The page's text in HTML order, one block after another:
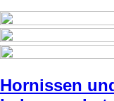
Hornissen